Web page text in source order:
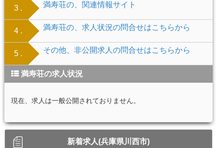
3 . 満寿荘の、関連情報サイト
4 . 満寿荘の、求人状況の問合せはこちらから
5 . その他、非公開求人の問合せはこちらから
満寿荘の求人状況
現在、求人は一般公開されておりません。
新着求人(兵庫県川西市)